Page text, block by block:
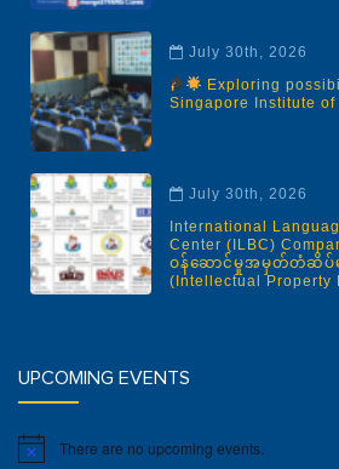
July 30th, 2026
Exploring
Singapore Institute of
July 30th, 2026
International
Center (ILBC)
ဝန်ဆောင်မှုအမှတ်တံဆိပ်မ
(Intellectual Property
UPCOMING EVENTS
Notice There are no upcoming events.